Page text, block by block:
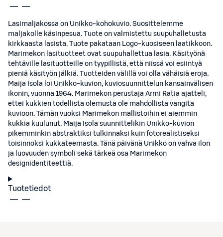
Lasimaljakossa on Unikko-kohokuvio. Suosittelemme
maljakolle käsinpesua. Tuote on valmistettu suupuhalletusta
kirkkaasta lasista. Tuote pakataan Logo-kuosiseen laatikkoon.
Marimekon lasituotteet ovat suupuhallettua lasia. Käsityönä
tehtäville lasituotteille on tyypillistä, että niissä voi esiintyä
pieniä käsityön jälkiä. Tuotteiden välillä voi olla vähäisiä eroja.
Maija Isola loi Unikko-kuvion, kuviosuunnittelun kansainvälisen
ikonin, vuonna 1964. Marimekon perustaja Armi Ratia ajatteli,
ettei kukkien todellista olemusta ole mahdollista vangita
kuvioon. Tämän vuoksi Marimekon mallistoihin ei aiemmin
kukkia kuulunut. Maija Isola suunnittelikin Unikko-kuvion
pikemminkin abstraktiksi tulkinnaksi kuin fotorealistiseksi
toisinnoksi kukkateemasta. Tänä päivänä Unikko on vahva ilon
ja luovuuden symboli sekä tärkeä osa Marimekon
designidentiteettiä.
Tuotetiedot